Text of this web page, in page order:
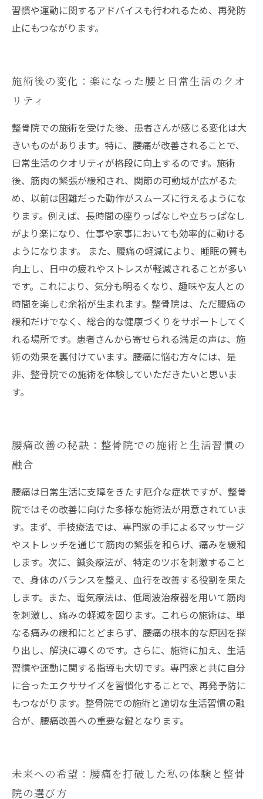
習慣や運動に関するアドバイスも行われるため、再発防
止にもつながります。
施術後の変化：楽になった腰と日常生活のクオ
リティ
整骨院での施術を受けた後、患者さんが感じる変化は大
きいものがあります。特に、腰痛が改善されることで、
日常生活のクオリティが格段に向上するのです。施術
後、筋肉の緊張が緩和され、関節の可動域が広がるた
め、以前は困難だった動作がスムーズに行えるようにな
ります。例えば、長時間の座りっぱなしや立ちっぱなし
がより楽になり、仕事や家事においても効率的に動ける
ようになります。 また、腰痛の軽減により、睡眠の質も
向上し、日中の疲れやストレスが軽減されることが多い
です。これにより、気分も明るくなり、趣味や友人との
時間を楽しむ余裕が生まれます。整骨院は、ただ腰痛の
緩和だけでなく、総合的な健康づくりをサポートしてく
れる場所です。患者さんから寄せられる満足の声は、施
術の効果を裏付けています。腰痛に悩む方々には、是
非、整骨院での施術を体験していただきたいと思いま
す。
腰痛改善の秘訣：整骨院での施術と生活習慣の
融合
腰痛は日常生活に支障をきたす厄介な症状ですが、整骨
院ではその改善に向けた多様な施術法が用意されていま
す。まず、手技療法では、専門家の手によるマッサージ
やストレッチを通じて筋肉の緊張を和らげ、痛みを緩和
します。次に、鍼灸療法が、特定のツボを刺激すること
で、身体のバランスを整え、血行を改善する役割を果た
します。また、電気療法は、低周波治療器を用いて筋肉
を刺激し、痛みの軽減を図ります。これらの施術は、単
なる痛みの緩和にとどまらず、腰痛の根本的な原因を探
り出し、解決に導くのです。さらに、施術に加え、生活
習慣や運動に関する指導も大切です。専門家と共に自分
に合ったエクササイズを習慣化することで、再発予防に
もつながります。整骨院での施術と適切な生活習慣の融
合が、腰痛改善への重要な鍵となります。
未来への希望：腰痛を打破した私の体験と整骨
院の選び方